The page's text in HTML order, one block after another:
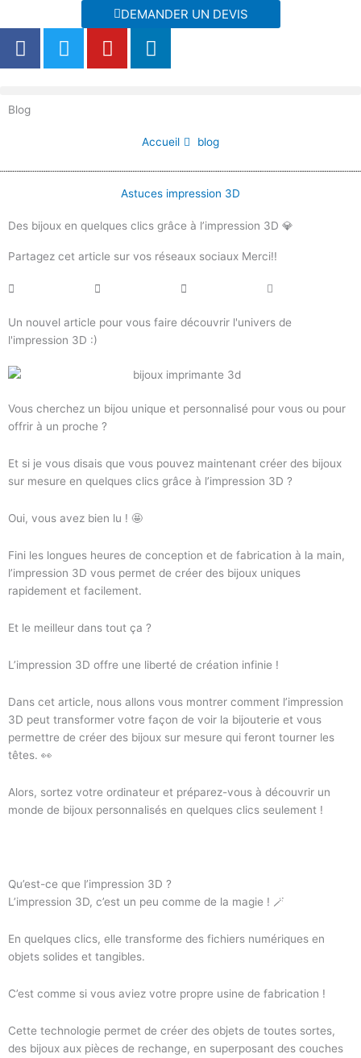
au
contenu
DEMANDER UN DEVIS
F
a
b
k
T
w
Y
o
L
i
d
n
Blog
Accueil blog
Astuces impression 3D
Des bijoux en quelques clics grâce à l’impression 3D 💎
Partagez cet article sur vos réseaux sociaux Merci!!
Un nouvel article pour vous faire découvrir l'univers de
l'impression 3D :)
Vous cherchez un bijou unique et personnalisé pour vous ou pour
offrir à un proche ?
Et si je vous disais que vous pouvez maintenant créer des bijoux
sur mesure en quelques clics grâce à l’impression 3D ?
Oui, vous avez bien lu ! 🤩
Fini les longues heures de conception et de fabrication à la main,
l’impression 3D vous permet de créer des bijoux uniques
rapidement et facilement.
Et le meilleur dans tout ça ?
L’impression 3D offre une liberté de création infinie !
Dans cet article, nous allons vous montrer comment l’impression
3D peut transformer votre façon de voir la bijouterie et vous
permettre de créer des bijoux sur mesure qui feront tourner les
têtes. 👀
Alors, sortez votre ordinateur et préparez-vous à découvrir un
monde de bijoux personnalisés en quelques clics seulement !
Qu’est-ce que l’impression 3D ?
L’impression 3D, c’est un peu comme de la magie ! 🪄
En quelques clics, elle transforme des fichiers numériques en
objets solides et tangibles.
C’est comme si vous aviez votre propre usine de fabrication !
Cette technologie permet de créer des objets de toutes sortes,
des bijoux aux pièces de rechange, en superposant des couches